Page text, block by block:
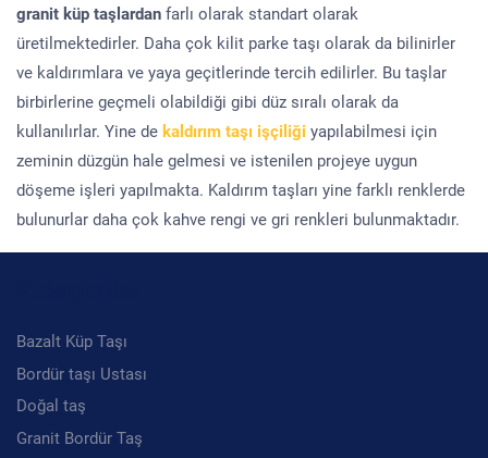
granit küp taşlardan farlı olarak standart olarak
üretilmektedirler. Daha çok kilit parke taşı olarak da bilinirler
ve kaldırımlara ve yaya geçitlerinde tercih edilirler. Bu taşlar
birbirlerine geçmeli olabildiği gibi düz sıralı olarak da
kullanılırlar. Yine de kaldırım taşı işçiliği yapılabilmesi için
zeminin düzgün hale gelmesi ve istenilen projeye uygun
döşeme işleri yapılmakta. Kaldırım taşları yine farklı renklerde
bulunurlar daha çok kahve rengi ve gri renkleri bulunmaktadır.
Bazalt Küp Taşı
Bordür taşı Ustası
Doğal taş
Granit Bordür Taş